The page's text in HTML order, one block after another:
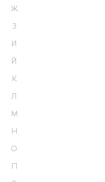
Ж
З
И
Й
К
Л
М
Н
О
П